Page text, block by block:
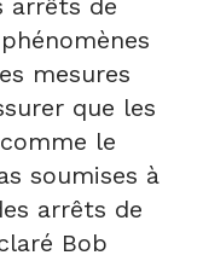
mesures
que les
le
soumises à
arrêts de
Bob